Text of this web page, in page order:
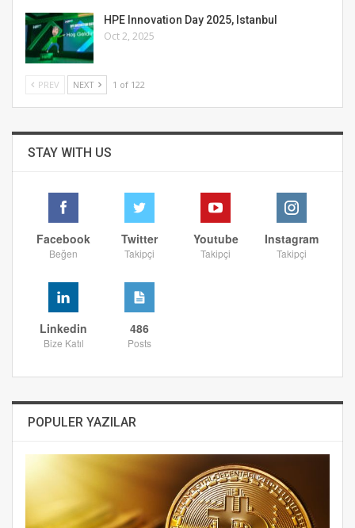
HPE Innovation Day 2025, Istanbul
Oct 2, 2025
PREV NEXT 1 of 122
STAY WITH US
Facebook
Beğen
Twitter
Takipçi
Youtube
Takipçi
Instagram
Takipçi
Linkedin
Bize Katıl
486
Posts
POPULER YAZILAR